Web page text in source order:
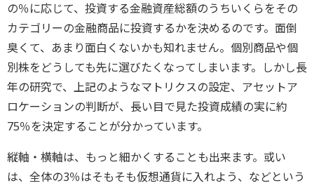
の％に応じて、投資する金融資産総額のうちいくらをその
カテゴリーの金融商品に投資するかを決めるのです。面倒
臭くて、あまり面白くないかも知れません。個別商品や個
別株をどうしても先に選びたくなってしまいます。しかし長
年の研究で、上記のようなマトリクスの設定、アセットア
ロケーションの判断が、長い目で見た投資成績の実に約
75％を決定することが分かっています。
縦軸・横軸は、もっと細かくすることも出来ます。或い
は、全体の3％はそもそも仮想通貨に入れよう、などという